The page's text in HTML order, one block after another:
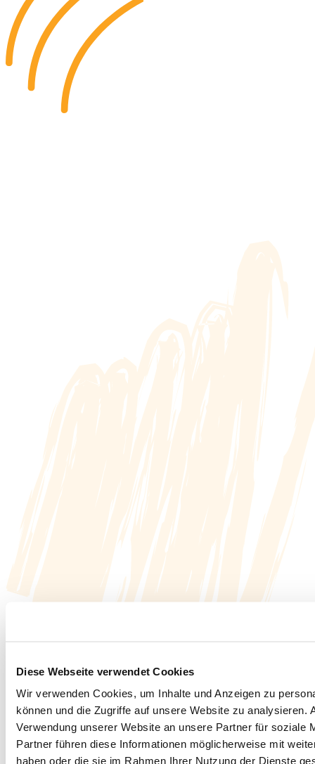
Diese Webseite verwendet Cookies
Wir verwenden Cookies, um Inhalte und Anzeigen zu
können und die Zugriffe auf unsere Website zu analysieren.
Verwendung unserer Website an unsere Partner für soziale
Partner führen diese Informationen möglicherweise mit
haben oder die sie im Rahmen Ihrer Nutzung der Dienste